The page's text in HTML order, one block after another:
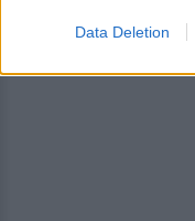
Data Deletion